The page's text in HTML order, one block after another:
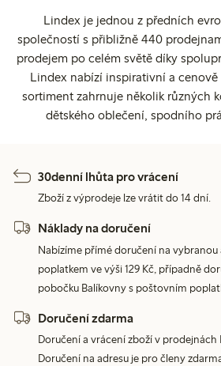
Lindex je jednou z předních
společností s přibližně 440
prodejem po celém světě díky
Lindex nabízí inspirativní a
sortiment zahrnuje několik různých
dětského oblečení, spodního
30denní lhůta pro vrácení
Zboží z výprodeje lze vrátit do 14 dní.
Náklady na doručení
Nabízíme přímé doručení na
poplatkem ve výši 129 Kč, případně
pobočku Balíkovny s poštovním
Doručení zdarma
Doručení a vrácení zboží v
Doručení na adresu je pro členy